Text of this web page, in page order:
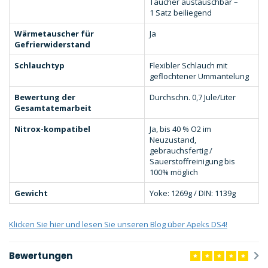
1 Satz beiliegend
Wärmetauscher für
Gefrierwiderstand
Ja
Schlauchtyp
Flexibler Schlauch mit
geflochtener Ummantelung
Bewertung der
Gesamtatemarbeit
Durchschn. 0,7 Jule/Liter
Nitrox-kompatibel
Ja, bis 40 % O2 im
Neuzustand,
gebrauchsfertig /
Sauerstoffreinigung bis
100% möglich
Gewicht
Yoke: 1269g / DIN: 1139g
Klicken Sie hier und lesen Sie unseren Blog über Apeks DS4!
Bewertungen